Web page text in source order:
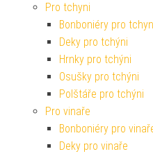
Pro tchyni
Bonboniéry pro
Deky pro tchýni
Hrnky pro tchýni
Osušky pro tchýni
Polštáře pro tchýni
Pro vinaře
Bonboniéry pro
Deky pro vinaře